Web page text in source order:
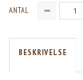
ANTAL
BESKRIVELSE